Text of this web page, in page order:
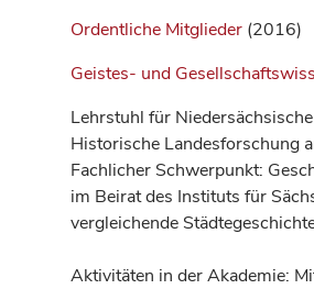
Ordentliche Mitglieder (2016)
Geistes- und
Lehrstuhl für
Historische Landesforschung
Fachlicher Schwerpunkt:
im Beirat des Instituts für
vergleichende
Aktivitäten in der Akademie: